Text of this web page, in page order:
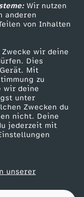
Wir nutzen
anderen
von Inhalten
wir deine
Dies
Mit
zu
wir deine
unter
Zwecken du
nicht. Deine
jederzeit mit
unserer